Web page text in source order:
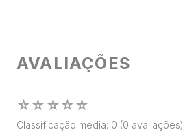
AVALIAÇÕES
☆☆ ☆☆☆
Classificação média: 0 (0 avaliações)